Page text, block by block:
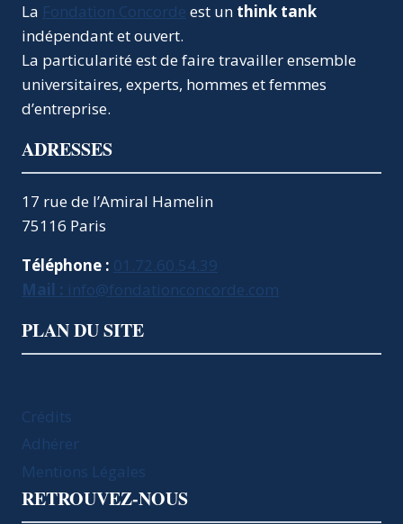
La Fondation Concorde est un think tank
indépendant et ouvert.
La particularité est de faire travailler ensemble
universitaires, experts, hommes et femmes
d’entreprise.
ADRESSES
17 rue de l’Amiral Hamelin
75116 Paris
Téléphone : 01.72.60.54.39
Mail : info@fondationconcorde.com
PLAN DU SITE
Crédits
Adhérer
Mentions Légales
RETROUVEZ-NOUS